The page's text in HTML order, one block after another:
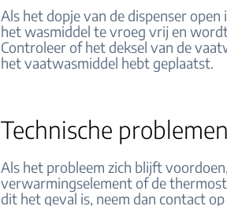
Als het dopje van de dispenser
het wasmiddel te vroeg vrij en
Controleer of het deksel van de
het vaatwasmiddel hebt geplaatst.
Technische problemen
Als het probleem zich blijft
verwarmingselement of de
dit het geval is, neem dan contact